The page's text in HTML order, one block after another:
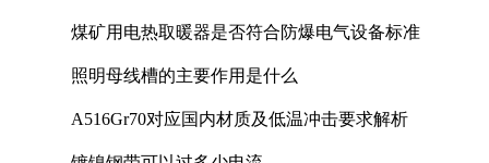
煤矿用电热取暖器是否符合防爆电气设备标准
照明母线槽的主要作用是什么
A516Gr70对应国内材质及低温冲击要求解析